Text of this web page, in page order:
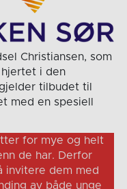
Christiansen, som
i den
tilbudet til
med en spesiell
for mye og helt
de har. Derfor
invitere dem med
av både unge